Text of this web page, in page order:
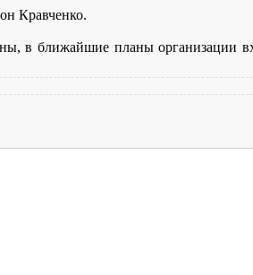
Кравченко.
в ближайшие планы организации